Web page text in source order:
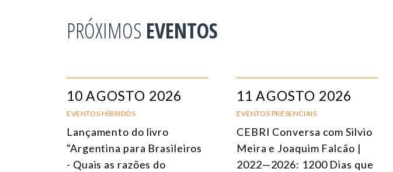
PRÓXIMOS EVENTOS
10 AGOSTO 2026
EVENTOS HÍBRIDOS
Lançamento do livro
"Argentina para Brasileiros
- Quais as razões do
11 AGOSTO 2026
EVENTOS PRESENCIAIS
CEBRI Conversa com Silvio
Meira e Joaquim Falcão |
2022—2026: 1200 Dias que